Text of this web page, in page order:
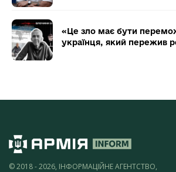
«Це зло має бути
українця, який пережив
© 2018 - 2026, ІНФОРМАЦІЙНЕ АГЕНТСТВО,